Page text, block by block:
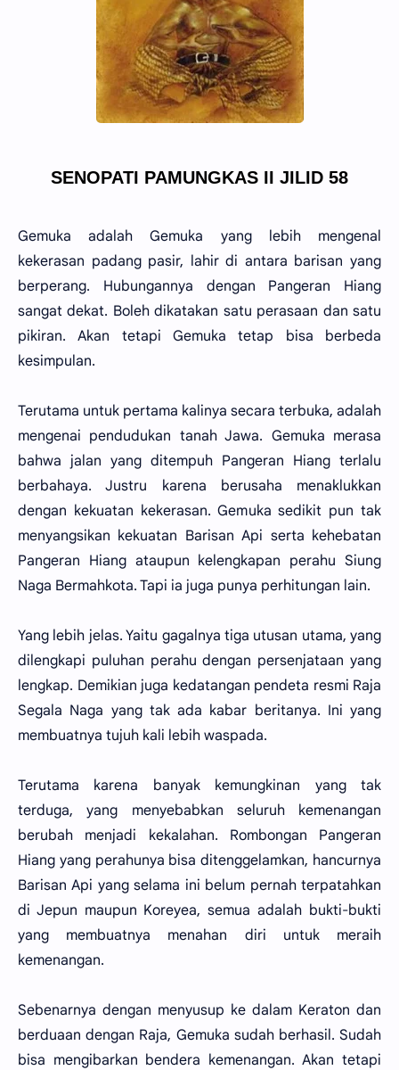
SENOPATI PAMUNGKAS II JILID 58
Gemuka adalah Gemuka yang lebih mengenal
kekerasan padang pasir, lahir di antara barisan yang
berperang. Hubungannya dengan Pangeran Hiang
sangat dekat. Boleh dikatakan satu perasaan dan satu
pikiran. Akan tetapi Gemuka tetap bisa berbeda
kesimpulan.
Terutama untuk pertama kalinya secara terbuka, adalah
mengenai pendudukan tanah Jawa. Gemuka merasa
bahwa jalan yang ditempuh Pangeran Hiang terlalu
berbahaya. Justru karena berusaha menaklukkan
dengan kekuatan kekerasan. Gemuka sedikit pun tak
menyangsikan kekuatan Barisan Api serta kehebatan
Pangeran Hiang ataupun kelengkapan perahu Siung
Naga Bermahkota. Tapi ia juga punya perhitungan lain.
Yang lebih jelas. Yaitu gagalnya tiga utusan utama, yang
dilengkapi puluhan perahu dengan persenjataan yang
lengkap. Demikian juga kedatangan pendeta resmi Raja
Segala Naga yang tak ada kabar beritanya. Ini yang
membuatnya tujuh kali lebih waspada.
Terutama karena banyak kemungkinan yang tak
terduga, yang menyebabkan seluruh kemenangan
berubah menjadi kekalahan. Rombongan Pangeran
Hiang yang perahunya bisa ditenggelamkan, hancurnya
Barisan Api yang selama ini belum pernah terpatahkan
di Jepun maupun Koreyea, semua adalah bukti-bukti
yang membuatnya menahan diri untuk meraih
kemenangan.
Sebenarnya dengan menyusup ke dalam Keraton dan
berduaan dengan Raja, Gemuka sudah berhasil. Sudah
bisa mengibarkan bendera kemenangan. Akan tetapi